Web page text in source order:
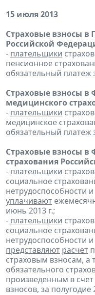
15 июля 2013
Страховые взносы
Российской
- плательщики
пенсионное
обязательный платеж
Страховые взносы в
медицинского
- плательщики
медицинское
обязательный платеж
Страховые взносы в
страхования
- плательщики
социальное
нетрудоспособности
уплачивают
июнь 2013 г.;
- плательщики
социальное
нетрудоспособности
представляют расчет
страховым взносам, а
обязательного
произведенным в
взносов, за полугодие